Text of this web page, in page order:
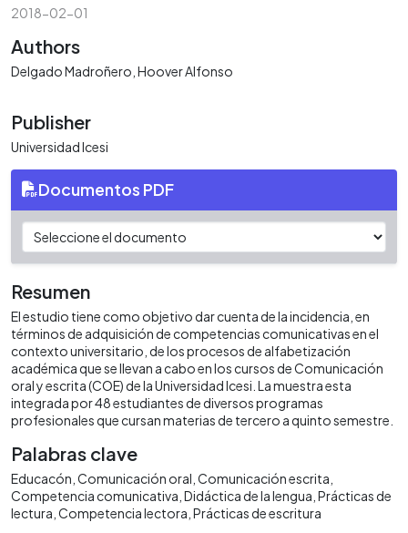
2018-02-01
Authors
Delgado Madroñero, Hoover Alfonso
Publisher
Universidad Icesi
Documentos PDF
Resumen
El estudio tiene como objetivo dar cuenta de la incidencia, en
términos de adquisición de competencias comunicativas en el
contexto universitario, de los procesos de alfabetización
académica que se llevan a cabo en los cursos de Comunicación
oral y escrita (COE) de la Universidad Icesi. La muestra esta
integrada por 48 estudiantes de diversos programas
profesionales que cursan materias de tercero a quinto semestre.
Palabras clave
Educacón Comunicación oral Comunicación escrita
Competencia comunicativa Didáctica de la lengua Prácticas de
lectura Competencia lectora Prácticas de escritura